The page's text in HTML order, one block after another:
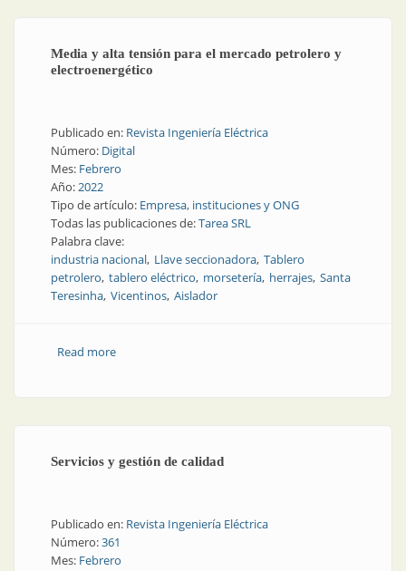
Media y alta tensión para el mercado petrolero y
electroenergético
Publicado en: Revista Ingeniería Eléctrica
Número: Digital
Mes: Febrero
Año:2022
Tipo de artículo: Empresa, instituciones y ONG
Todas las publicaciones de:Tarea SRL
Palabra clave:
industria nacional Llave seccionadora Tablero
petrolero tablero eléctrico morsetería herrajes Santa
Teresinha Vicentinos Aislador
Read moreabout Media y alta tensión para el mercado petrolero
Servicios y gestión de calidad
Publicado en: Revista Ingeniería Eléctrica
Número:361
Mes: Febrero